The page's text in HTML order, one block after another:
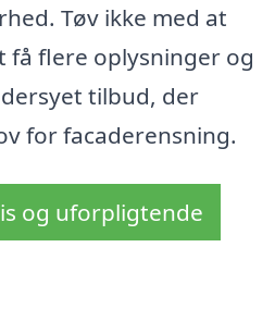
Tøv ikke med at
flere oplysninger og
tilbud, der
for facaderensning.
og uforpligtende